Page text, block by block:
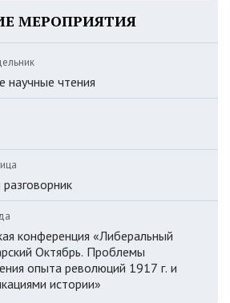
МЕРОПРИЯТИЯ
чтения
конференция «Либеральный
Октябрь. Проблемы
опыта революций 1917 г. и
истории»